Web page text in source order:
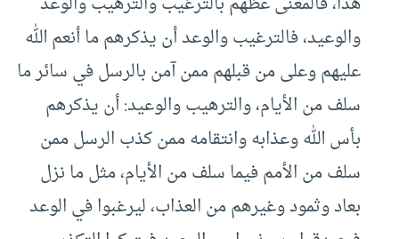
والوعيد، فالترغيب والوعد أن يذكرهم ما أنعم الله
عليهم وعلى من قبلهم ممن آمن بالرسل في سائر ما
سلف من الأيام، والترهيب والوعيد: أن يذكرهم
بأس الله وعذابه وانتقامه ممن كذب الرسل ممن
سلف من الأمم فيما سلف من الأيام، مثل ما نزل
بعاد وثمود وغيرهم من العذاب، ليرغبوا في الوعد